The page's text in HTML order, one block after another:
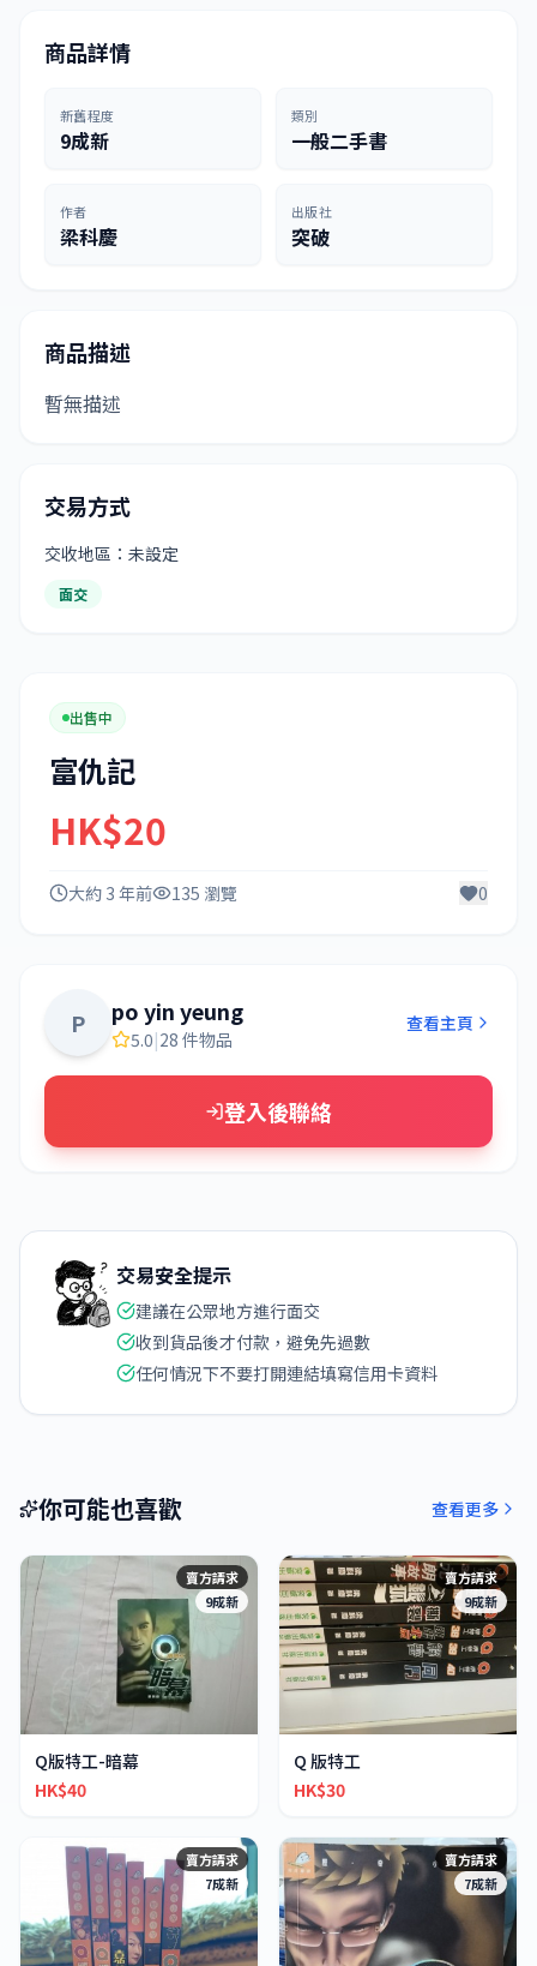
商品詳情
新舊程度
9成新
類別
一般二手書
作者
梁科慶
出版社
突破
商品描述
暫無描述
交易方式
交收地區：未設定
面交
出售中
富仇記
HK$20
大約 3 年前 135 瀏覽 0
P po yin yeung
5.0|28 件物品
查看主頁
登入後聯絡
交易安全提示
建議在公眾地方進行面交
收到貨品後才付款，避免先過數
任何情況下不要打開連結填寫信用卡資料
你可能也喜歡 查看更多
賣方請求
9成新
Q版特工-暗幕
HK$40
賣方請求
9成新
Q 版特工
HK$30
賣方請求
7成新
賣方請求
7成新